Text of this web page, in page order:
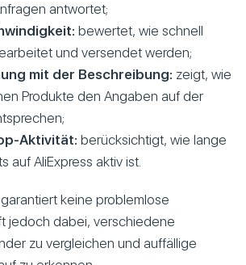
antwortet;
bewertet, wie schnell
und versendet werden;
mit der Beschreibung: zeigt, wie
Produkte den Angaben auf der
Aktivität: berücksichtigt, wie lange
auf AliExpress aktiv ist.
keine problemlose
jedoch dabei, verschiedene
zu vergleichen und auffällige